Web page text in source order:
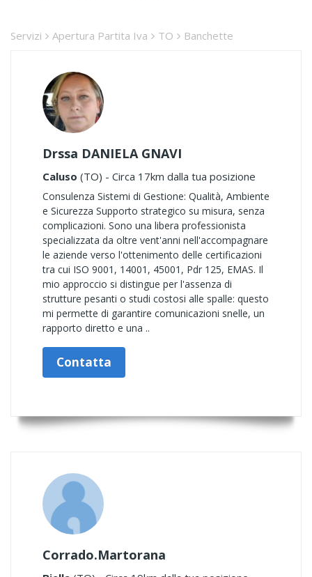
Servizi Apertura Partita Iva TO Banchette
Drssa DANIELA GNAVI
Caluso (TO) - Circa 17km dalla tua posizione
Consulenza Sistemi di Gestione: Qualità, Ambiente
e Sicurezza Supporto strategico su misura, senza
complicazioni. Sono una libera professionista
specializzata da oltre vent'anni nell'accompagnare
le aziende verso l'ottenimento delle certificazioni
tra cui ISO 9001, 14001, 45001, Pdr 125, EMAS. Il
mio approccio si distingue per l'assenza di
strutture pesanti o studi costosi alle spalle: questo
mi permette di garantire comunicazioni snelle, un
rapporto diretto e una ..
Contatta
Corrado.Martorana